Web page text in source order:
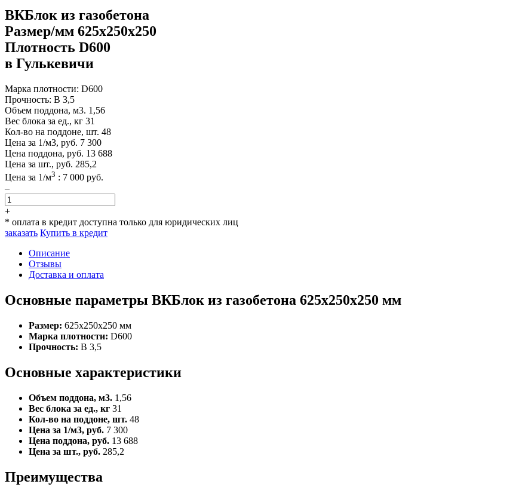
ВКБлок из газобетона
Размер/мм 625x250x250
Плотность D600
в Гулькевичи
Марка плотности: D600
Прочность: B 3,5
Объем поддона, м3. 1,56
Вес блока за ед., кг 31
Кол-во на поддоне, шт. 48
Цена за 1/м3, руб. 7 300
Цена поддона, руб. 13 688
Цена за шт., руб. 285,2
Цена за 1/м3 : 7 000 руб.
–
+
* оплата в кредит доступна только для юридических лиц
заказать Купить в кредит
Описание
Отзывы
Доставка и оплата
Основные параметры ВКБлок из газобетона 625x250x250 мм
Размер: 625x250x250 мм
Марка плотности: D600
Прочность: B 3,5
Основные характеристики
Объем поддона, м3. 1,56
Вес блока за ед., кг 31
Кол-во на поддоне, шт. 48
Цена за 1/м3, руб. 7 300
Цена поддона, руб. 13 688
Цена за шт., руб. 285,2
Преимущества